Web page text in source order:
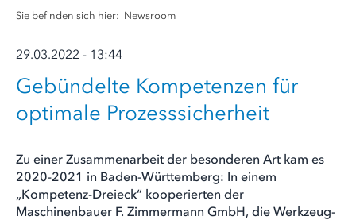
Sie befinden sich hier: Newsroom
29.03.2022 - 13:44
Gebündelte Kompetenzen für
optimale Prozesssicherheit
Zu einer Zusammenarbeit der besonderen Art kam es
2020-2021 in Baden-Württemberg: In einem
„Kompetenz-Dreieck“ kooperierten der
Maschinenbauer F. Zimmermann GmbH, die Werkzeug-